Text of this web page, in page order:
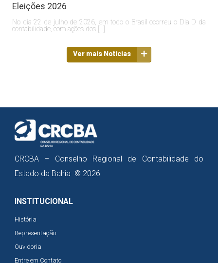
Eleições 2026
No dia 22 de julho de 2026, em todo o Brasil ocorreu o Dia D da
contabilidade, com ações dos […]
Ver mais Notícias
CRCBA – Conselho Regional de Contabilidade do
Estado da Bahia © 2026
INSTITUCIONAL
História
Representação
Ouvidoria
Entre em Contato